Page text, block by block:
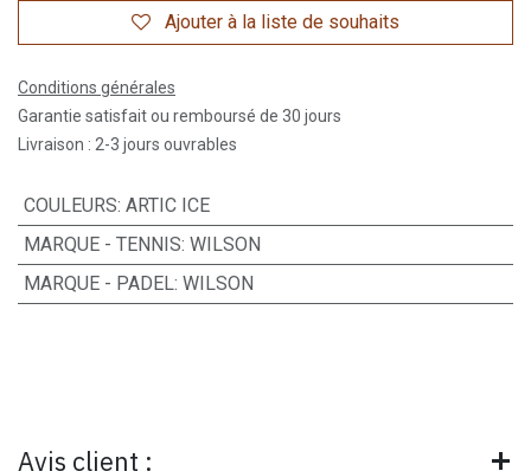
Ajouter à la liste de souhaits
Conditions générales
Garantie satisfait ou remboursé de 30 jours
Livraison : 2-3 jours ouvrables
COULEURS: ARTIC ICE
MARQUE - TENNIS: WILSON
MARQUE - PADEL: WILSON
Avis client :